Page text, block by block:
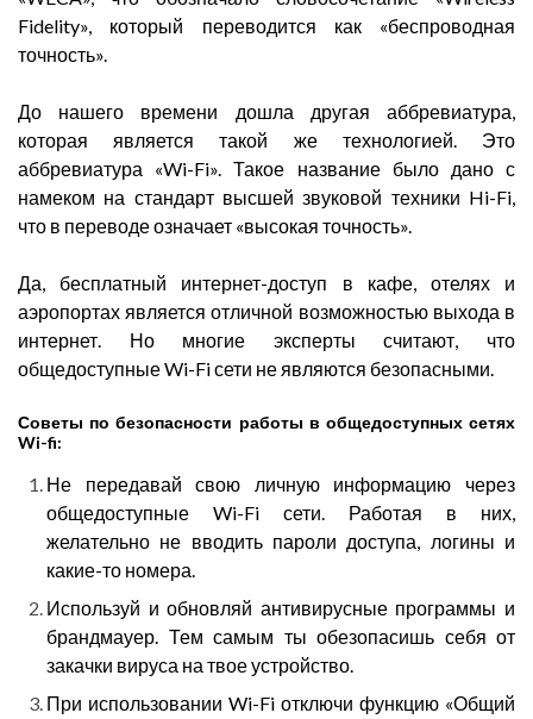
Fidelity», который переводится как «беспроводная
точность».
До нашего времени дошла другая аббревиатура,
которая является такой же технологией. Это
аббревиатура «Wi-Fi». Такое название было дано с
намеком на стандарт высшей звуковой техники Hi-Fi,
что в переводе означает «высокая точность».
Да, бесплатный интернет-доступ в кафе, отелях и
аэропортах является отличной возможностью выхода в
интернет. Но многие эксперты считают, что
общедоступные Wi-Fi сети не являются безопасными.
Советы по безопасности работы в общедоступных сетях
Wi-fi:
Не передавай свою личную информацию через
общедоступные Wi-Fi сети. Работая в них,
желательно не вводить пароли доступа, логины и
какие-то номера.
Используй и обновляй антивирусные программы и
брандмауер. Тем самым ты обезопасишь себя от
закачки вируса на твое устройство.
При использовании Wi-Fi отключи функцию «Общий